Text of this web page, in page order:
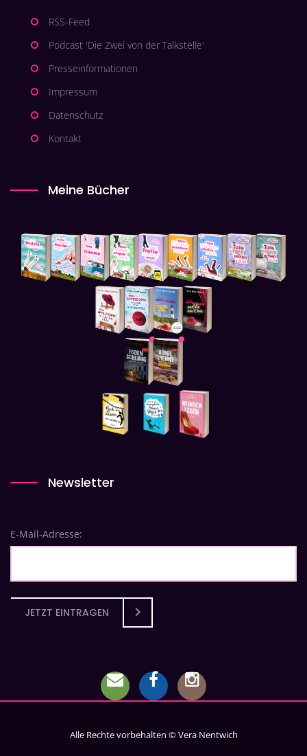
RSS-Feed
Podcast 'Die Zwei von der Talkstelle'
Presseinformationen
Impressum
Datenschutz
Kontakt
Meine Bücher
Newsletter
E-Mail-Adresse:
JETZT EINTRAGEN
Alle Rechte vorbehalten © Vera Nentwich